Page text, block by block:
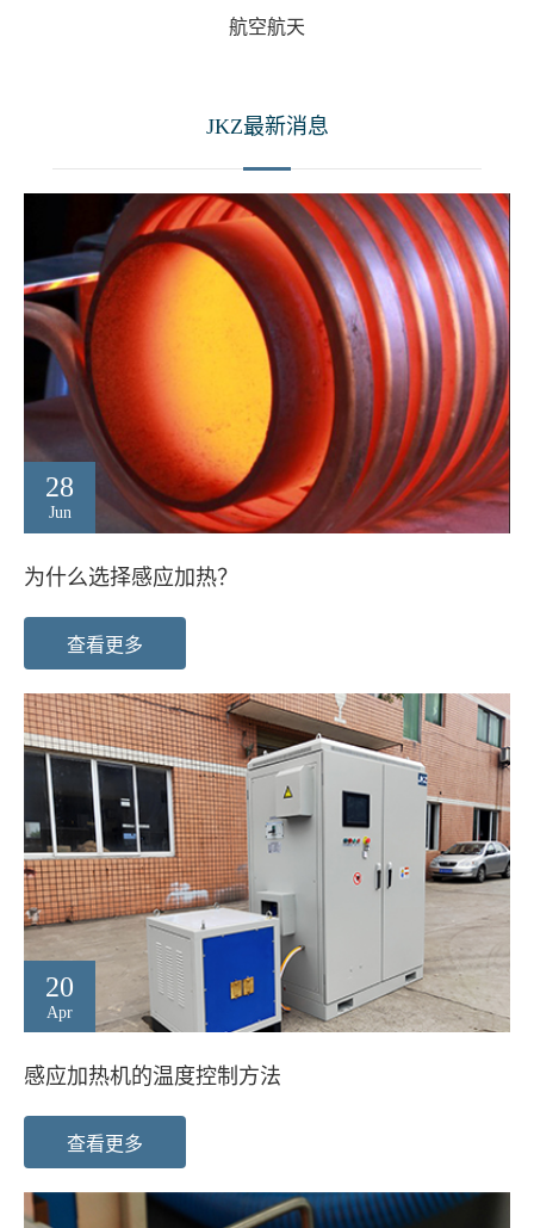
航空航天
JKZ最新消息
28
Jun
为什么选择感应加热？
查看更多
20
Apr
感应加热机的温度控制方法
查看更多